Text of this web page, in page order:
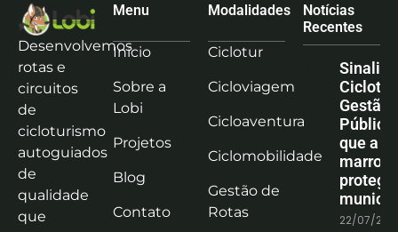
Desenvolvemos
rotas e
circuitos
de
cicloturismo
autoguiados
de
qualidade
que
Menu
Início
Sobre a
Lobi
Projetos
Blog
Contato
Modalidades
Ciclotur
Cicloviagem
Cicloaventura
Ciclomobilidade
Gestão de
Rotas
Notícias
Recentes
Gestão
que a
marrom
protege
22/07/